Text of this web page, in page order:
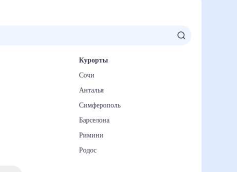
Курорты
Сочи
Анталья
Симферополь
Барселона
Римини
Родос